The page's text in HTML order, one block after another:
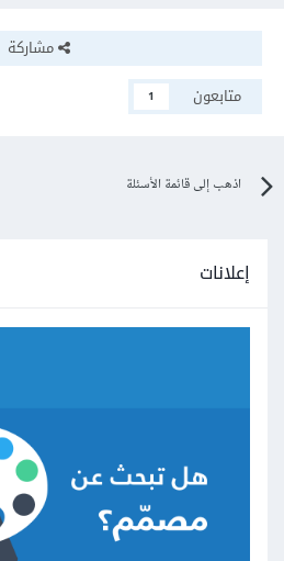
مشاركة
متابعون
1
اذهب إلى قائمة الأسئلة
إعلانات